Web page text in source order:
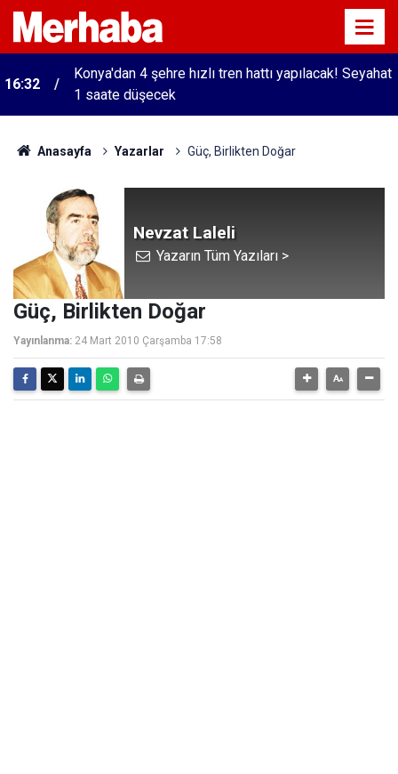
16:32
Konya'dan 4 şehre hızlı tren hattı yapılacak! Seyahat
1 saate düşecek
Anasayfa Yazarlar Güç, Birlikten Doğar
Nevzat Laleli
Yazarın Tüm Yazıları >
Güç, Birlikten Doğar
Yayınlanma: 24 Mart 2010 Çarşamba 17:58